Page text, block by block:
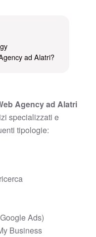
ad Alatri?
Agency ad Alatri
specializzati e
tipologie:
Ads)
Business